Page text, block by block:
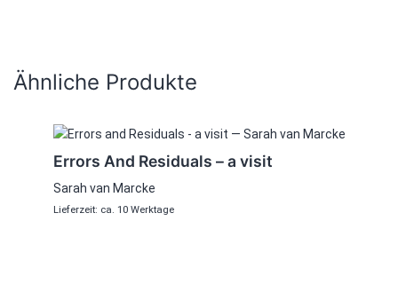
Ähnliche Produkte
Errors And Residuals – a visit
Sarah van Marcke
Lieferzeit: ca. 10 Werktage